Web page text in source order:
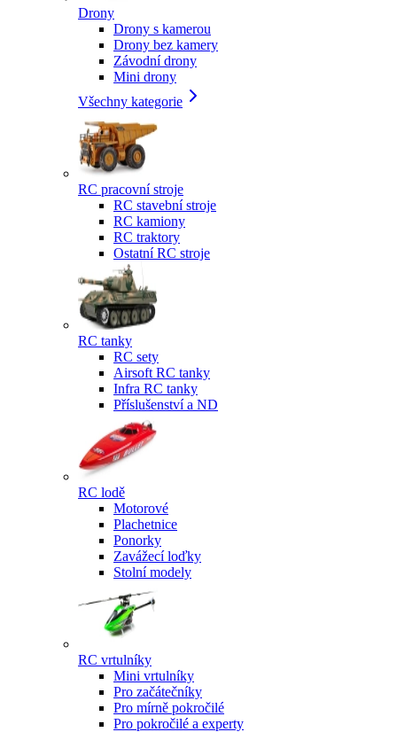
Drony
Drony s kamerou
Drony bez kamery
Závodní drony
Mini drony
Všechny kategorie
RC pracovní stroje
RC stavební stroje
RC kamiony
RC traktory
Ostatní RC stroje
RC tanky
RC sety
Airsoft RC tanky
Infra RC tanky
Příslušenství a ND
RC lodě
Motorové
Plachetnice
Ponorky
Zavážecí loďky
Stolní modely
RC vrtulníky
Mini vrtulníky
Pro začátečníky
Pro mírně pokročilé
Pro pokročilé a experty